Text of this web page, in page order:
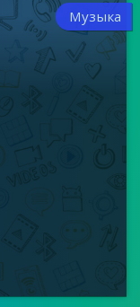
Музыка